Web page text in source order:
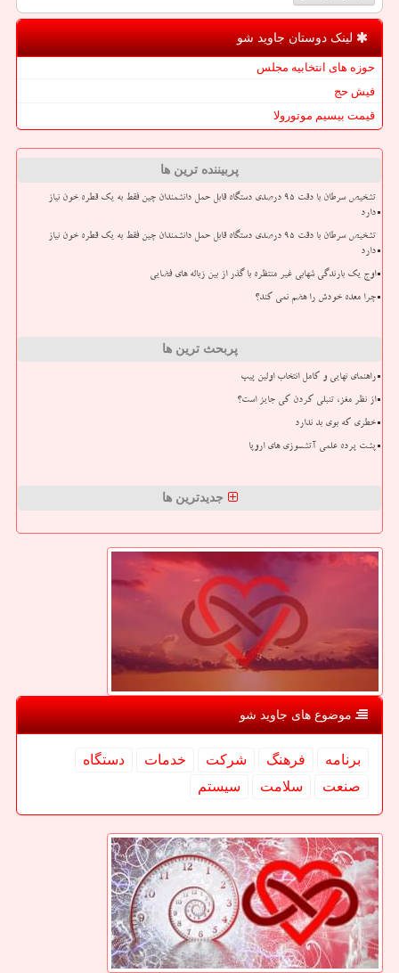
لینک دوستان جاوید شو
حوزه های انتخابیه مجلس
فیش حج
قیمت بیسیم موتورولا
پربیننده ترین ها
تشخیص سرطان با دقت ۹۵ درصدی دستگاه قابل حمل دانشمندان چین فقط به یک قطره خون نیاز
دارد
تشخیص سرطان با دقت ۹۵ درصدی دستگاه قابل حمل دانشمندان چین فقط به یک قطره خون نیاز
دارد
اوج یک بارندگی شهابی غیر منتظره با گذر از بین زباله های فضایی
چرا معده خودش را هضم نمی کند؟
پربحث ترین ها
راهنمای نهایی و کامل انتخاب اولین پیپ
از نظر مغز، تنبلی کردن کی جایز است؟
خطری که بوی بد ندارد
پشت پرده علمی آتشسوزی های اروپا
جدیدترین ها
موضوع های جاوید شو
برنامه فرهنگ شركت خدمات
دستگاه
صنعت
سلامت سیستم